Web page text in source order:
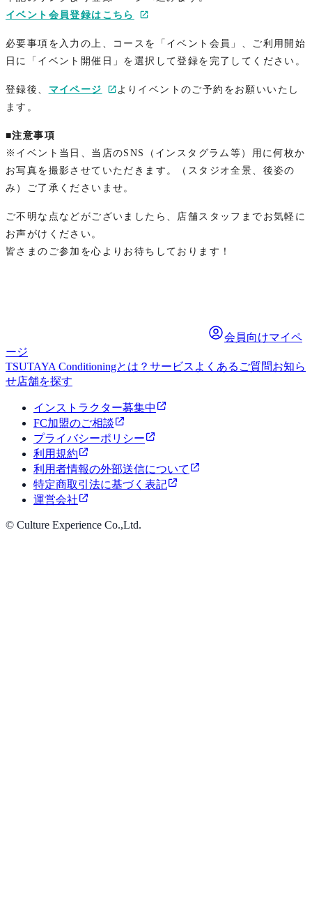
イベント会員登録はこちら
必要事項を入力の上、コースを「イベント会員」、ご利用開始
日に「イベント開催日」を選択して登録を完了してください。
登録後、 マイページ
よりイベントのご予約をお願いいたし
ます。
■注意事項
※イベント当日、当店のSNS（インスタグラム等）用に何枚か
お写真を撮影させていただきます。（スタジオ全景、後姿の
み）ご了承くださいませ。
ご不明な点などがございましたら、店舗スタッフまでお気軽に
お声がけください。
皆さまのご参加を心よりお待ちしております！
会員向けマイペ
ージ
TSUTAYA Conditioningとは？ サービス よくあるご質問お知ら
せ店舗を探す
インストラクター募集中
FC加盟のご相談
プライバシーポリシー
利用規約
利用者情報の外部送信について
特定商取引法に基づく表記
運営会社
© Culture Experience Co.,Ltd.